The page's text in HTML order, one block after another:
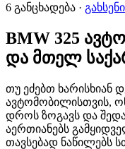
6 განცხადება ·
BMW 325
და მთელ
თუ ეძებთ ხარისხიან
ავტომობილისთვის,
დროს ზოგავს და
აერთიანებს
თავსებად ნაწილებს